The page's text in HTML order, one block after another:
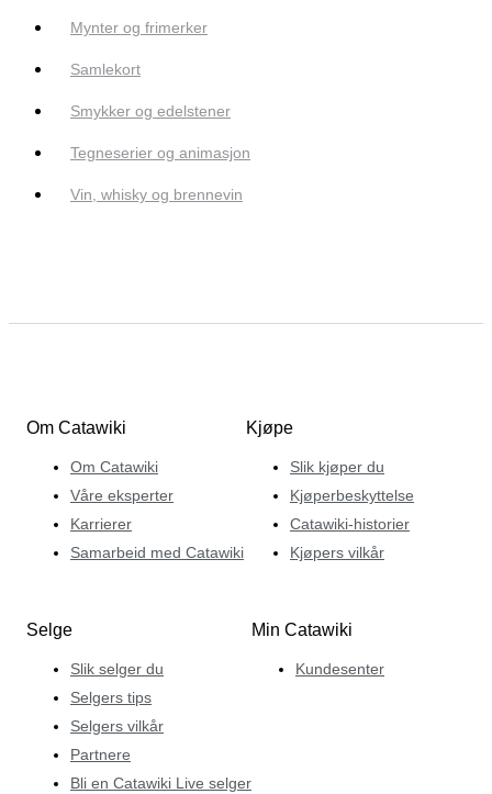
Mynter og frimerker
Samlekort
Smykker og edelstener
Tegneserier og animasjon
Vin, whisky og brennevin
Om Catawiki
Om Catawiki
Våre eksperter
Karrierer
Samarbeid med Catawiki
Kjøpe
Slik kjøper du
Kjøperbeskyttelse
Catawiki-historier
Kjøpers vilkår
Selge
Slik selger du
Selgers tips
Selgers vilkår
Partnere
Bli en Catawiki Live selger
Min Catawiki
Kundesenter